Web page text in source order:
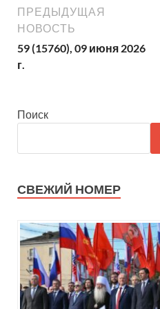
ПРЕДЫДУЩАЯ
НОВОСТЬ
59 (15760), 09 июня 2026
г.
Поиск
СВЕЖИЙ НОМЕР